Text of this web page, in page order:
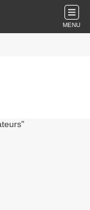
MENU